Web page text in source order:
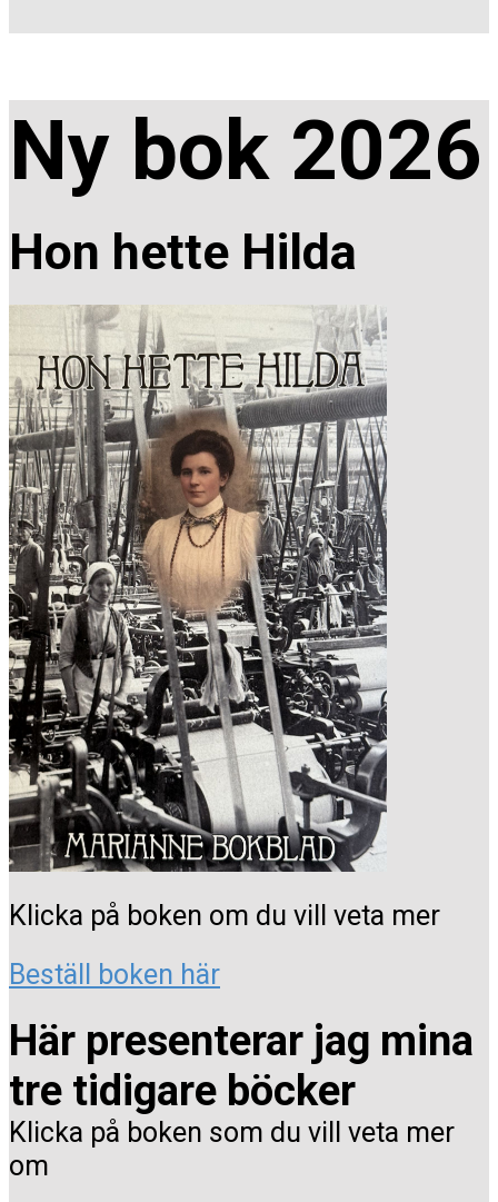
Ny bok 2026
Hon hette Hilda
Klicka på boken om du vill veta mer
Beställ boken här
Här presenterar jag mina
tre tidigare böcker
Klicka på boken som du vill veta mer
om